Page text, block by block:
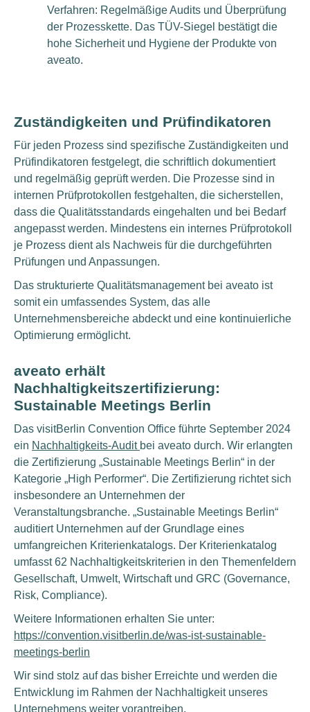
Verfahren: Regelmäßige Audits und Überprüfung
der Prozesskette. Das TÜV-Siegel bestätigt die
hohe Sicherheit und Hygiene der Produkte von
aveato.
Zuständigkeiten und Prüfindikatoren
Für jeden Prozess sind spezifische Zuständigkeiten und
Prüfindikatoren festgelegt, die schriftlich dokumentiert
und regelmäßig geprüft werden. Die Prozesse sind in
internen Prüfprotokollen festgehalten, die sicherstellen,
dass die Qualitätsstandards eingehalten und bei Bedarf
angepasst werden. Mindestens ein internes Prüfprotokoll
je Prozess dient als Nachweis für die durchgeführten
Prüfungen und Anpassungen.
Das strukturierte Qualitätsmanagement bei aveato ist
somit ein umfassendes System, das alle
Unternehmensbereiche abdeckt und eine kontinuierliche
Optimierung ermöglicht.
aveato erhält
Nachhaltigkeitszertifizierung:
Sustainable Meetings Berlin
Das visitBerlin Convention Office führte September 2024
ein Nachhaltigkeits-Audit bei aveato durch. Wir erlangten
die Zertifizierung „Sustainable Meetings Berlin“ in der
Kategorie „High Performer“. Die Zertifizierung richtet sich
insbesondere an Unternehmen der
Veranstaltungsbranche. „Sustainable Meetings Berlin“
auditiert Unternehmen auf der Grundlage eines
umfangreichen Kriterienkatalogs. Der Kriterienkatalog
umfasst 62 Nachhaltigkeitskriterien in den Themenfeldern
Gesellschaft, Umwelt, Wirtschaft und GRC (Governance,
Risk, Compliance).
Weitere Informationen erhalten Sie unter:
https://convention.visitberlin.de/was-ist-sustainable-
meetings-berlin
Wir sind stolz auf das bisher Erreichte und werden die
Entwicklung im Rahmen der Nachhaltigkeit unseres
Unternehmens weiter vorantreiben.